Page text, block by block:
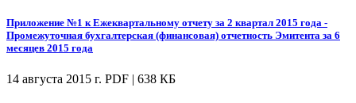
Приложение №1 к Ежеквартальному отчету за 2 квартал 2015 года -
Промежуточная бухгалтерская (финансовая) отчетность Эмитента за 6
месяцев 2015 года
14 августа 2015 г. PDF | 638 КБ